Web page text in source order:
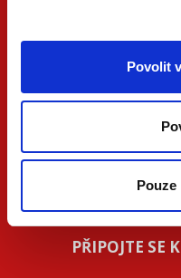
Povolit
Pouze
INFORMACE
Způsob dodání a
PŘIPOJTE SE